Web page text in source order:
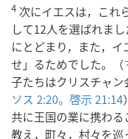
4 次にイエスは，これ
して12人を選ばれま
にとどまり，また，
せ」るためでした。（
子たちはクリスチャ
ソス 2:20。 啓示 21:14
共に王国の業に携わ
教え，町々，村々を